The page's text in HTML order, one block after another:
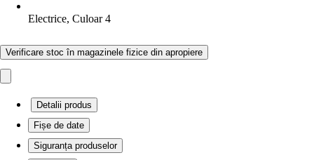
Electrice, Culoar 4
Verificare stoc în magazinele fizice din apropiere
Detalii produs
Fișe de date
Siguranța produselor